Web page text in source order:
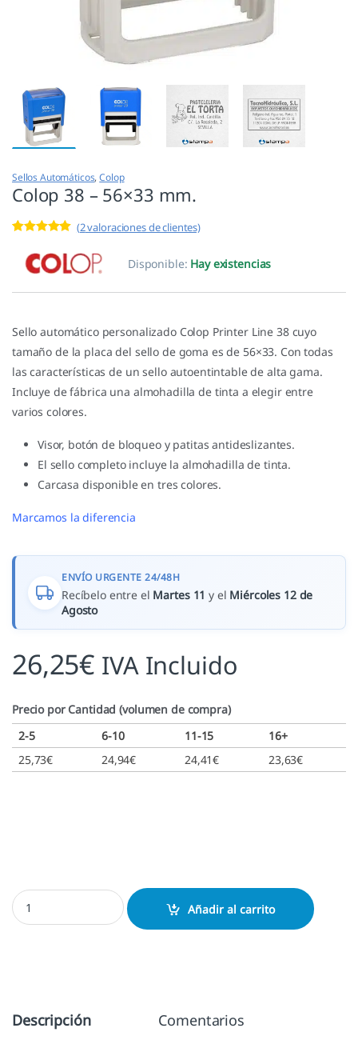
Sellos Automáticos,Colop
Colop 38 – 56×33 mm.
5.00de 5 en
base a
valoracione
(2valoraciones de clientes)
Disponible: Hay existencias
Sello automático personalizado Colop Printer Line 38 cuyo
tamaño de la placa del sello de goma es de 56×33. Con todas
las características de un sello autoentintable de alta gama.
Incluye de fábrica una almohadilla de tinta a elegir entre
varios colores.
Visor, botón de bloqueo y patitas antideslizantes.
El sello completo incluye la almohadilla de tinta.
Carcasa disponible en tres colores.
Marcamos la diferencia
ENVÍO URGENTE 24/48H
Recíbelo entre el Martes 11 y el Miércoles 12 de
Agosto
26,25€ IVA Incluido
Precio por Cantidad (volumen de compra)
2-5
6-10 11-15
16+
25,73€ 24,94€ 24,41€ 23,63€
Colop 38 - 56x33 mm. cantidad
Añadir al carrito
Descripción Comentarios